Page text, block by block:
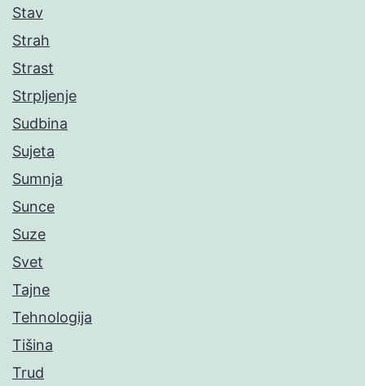
Stav
Strah
Strast
Strpljenje
Sudbina
Sujeta
Sumnja
Sunce
Suze
Svet
Tajne
Tehnologija
Tišina
Trud